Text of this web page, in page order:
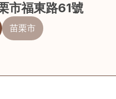
市福東路61號
苗栗市